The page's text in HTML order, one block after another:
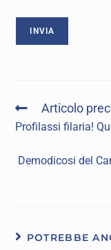
Articolo
Profilassi filaria!
Demodicosi del
POTREBBE